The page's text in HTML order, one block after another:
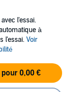
l'essai.
à
l'essai. Voir
pour 0,00 €